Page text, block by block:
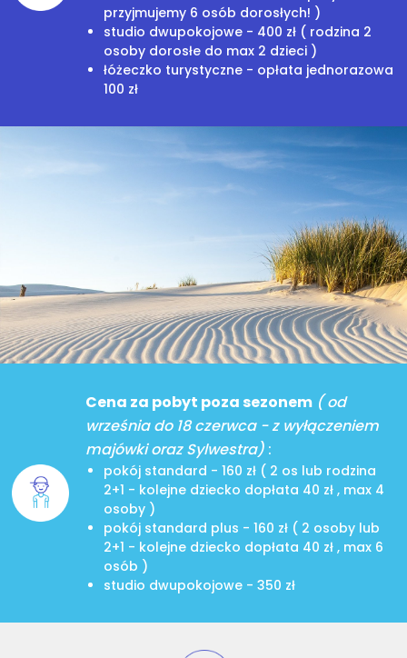
przyjmujemy 6 osób dorosłych! )
studio dwupokojowe - 400 zł ( rodzina 2
osoby dorosłe do max 2 dzieci )
łóżeczko turystyczne - opłata jednorazowa
100 zł
Cena za pobyt poza sezonem ( od
września do 18 czerwca - z wyłączeniem
majówki oraz Sylwestra) :
pokój standard - 160 zł ( 2 os lub rodzina
2+1 - kolejne dziecko dopłata 40 zł , max 4
osoby )
pokój standard plus - 160 zł ( 2 osoby lub
2+1 - kolejne dziecko dopłata 40 zł , max 6
osób )
studio dwupokojowe - 350 zł